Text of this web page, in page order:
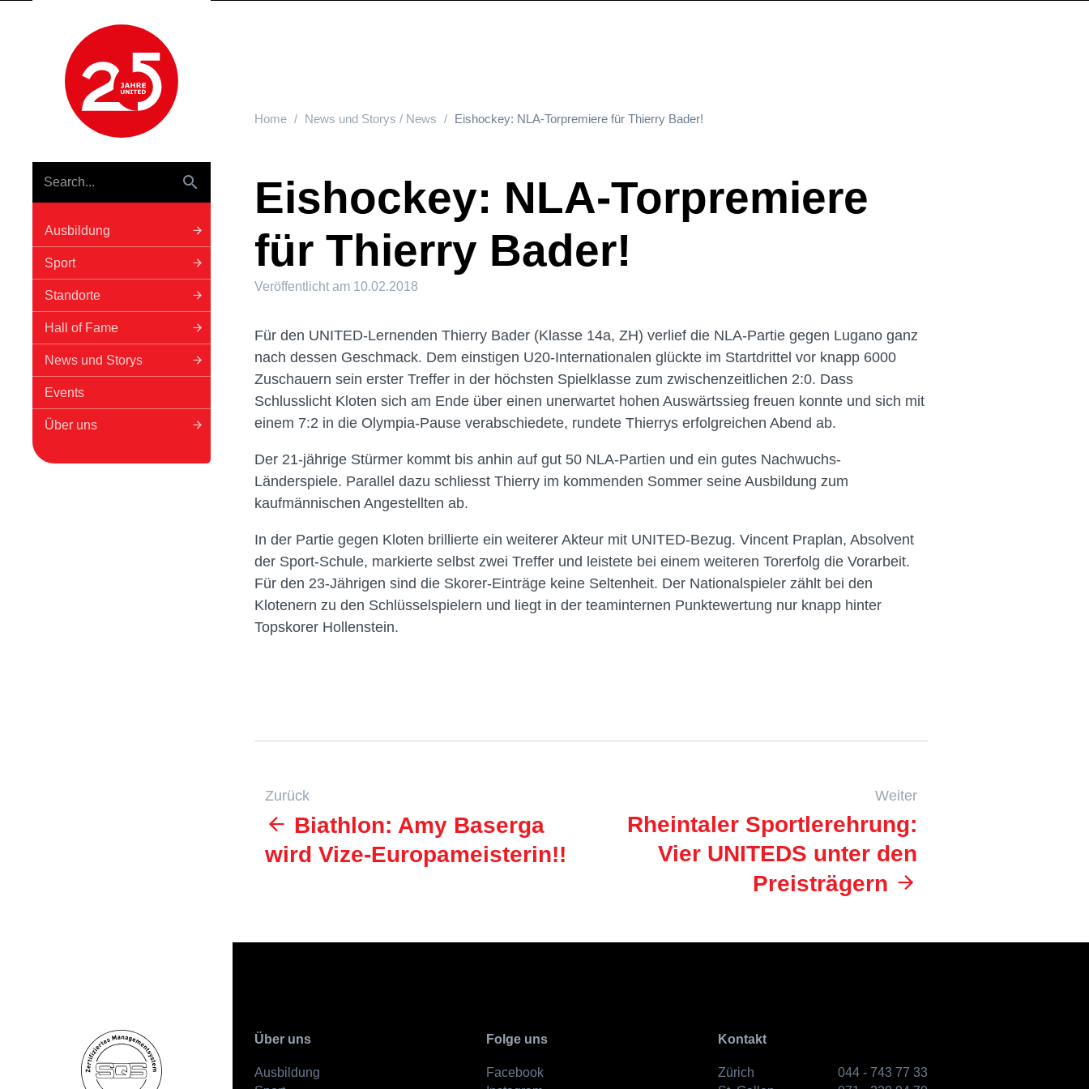
Hauptnavigation
Ausbildung
Sport
Standorte
Hall of Fame
News und Storys
Events
Über uns
Home News und Storys / News Eishockey: NLA-Torpremiere für Thierry Bader!
Eishockey: NLA-Torpremiere
für Thierry Bader!
Veröffentlicht am 10.02.2018
Für den UNITED-Lernenden Thierry Bader (Klasse 14a, ZH) verlief die NLA-Partie gegen Lugano ganz
nach dessen Geschmack. Dem einstigen U20-Internationalen glückte im Startdrittel vor knapp 6000
Zuschauern sein erster Treffer in der höchsten Spielklasse zum zwischenzeitlichen 2:0. Dass
Schlusslicht Kloten sich am Ende über einen unerwartet hohen Auswärtssieg freuen konnte und sich mit
einem 7:2 in die Olympia-Pause verabschiedete, rundete Thierrys erfolgreichen Abend ab.
Der 21-jährige Stürmer kommt bis anhin auf gut 50 NLA-Partien und ein gutes Nachwuchs-
Länderspiele. Parallel dazu schliesst Thierry im kommenden Sommer seine Ausbildung zum
kaufmännischen Angestellten ab.
In der Partie gegen Kloten brillierte ein weiterer Akteur mit UNITED-Bezug. Vincent Praplan, Absolvent
der Sport-Schule, markierte selbst zwei Treffer und leistete bei einem weiteren Torerfolg die Vorarbeit.
Für den 23-Jährigen sind die Skorer-Einträge keine Seltenheit. Der Nationalspieler zählt bei den
Klotenern zu den Schlüsselspielern und liegt in der teaminternen Punktewertung nur knapp hinter
Topskorer Hollenstein.
Zurück
Biathlon: Amy Baserga
wird Vize-Europameisterin!!
Weiter
Rheintaler Sportlerehrung:
Vier UNITEDS unter den
Preisträgern
Über uns
Ausbildung
Folge uns
Facebook
Kontakt
Zürich
044 - 743 77 33